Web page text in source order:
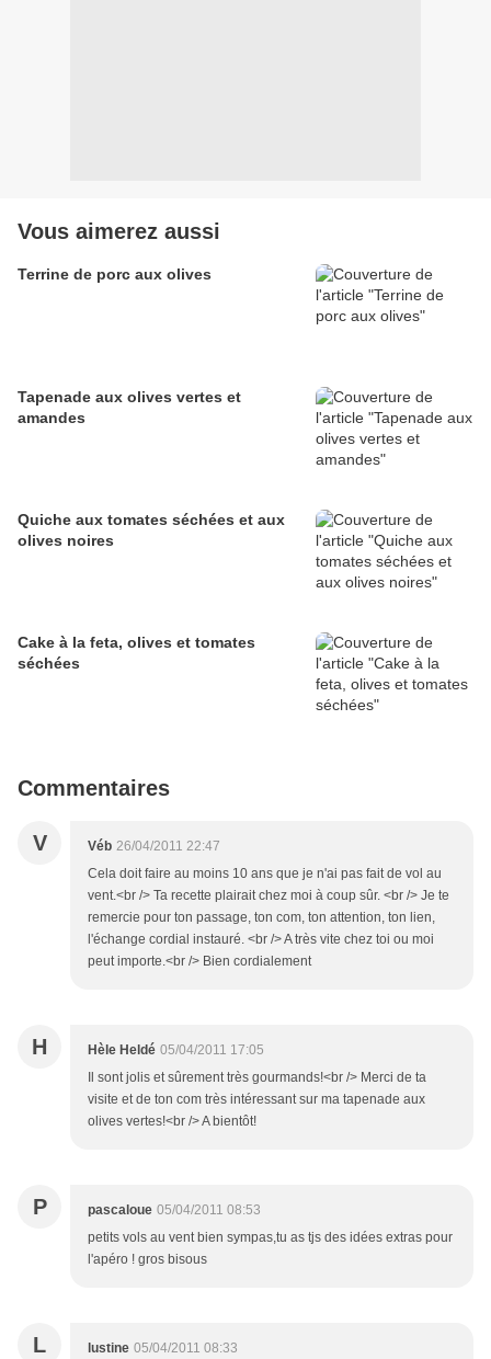
Vous aimerez aussi
Terrine de porc aux olives
Tapenade aux olives vertes et
amandes
Quiche aux tomates séchées et aux
olives noires
Cake à la feta, olives et tomates
séchées
Commentaires
V Véb 26/04/2011 22:47
Cela doit faire au moins 10 ans que je n'ai pas fait de vol au
vent.<br /> Ta recette plairait chez moi à coup sûr. <br /> Je te
remercie pour ton passage, ton com, ton attention, ton lien,
l'échange cordial instauré. <br /> A très vite chez toi ou moi
peut importe.<br /> Bien cordialement
H Hèle Heldé 05/04/2011 17:05
Il sont jolis et sûrement très gourmands!<br /> Merci de ta
visite et de ton com très intéressant sur ma tapenade aux
olives vertes!<br /> A bientôt!
P pascaloue 05/04/2011 08:53
petits vols au vent bien sympas,tu as tjs des idées extras pour
l'apéro ! gros bisous
L lustine 05/04/2011 08:33